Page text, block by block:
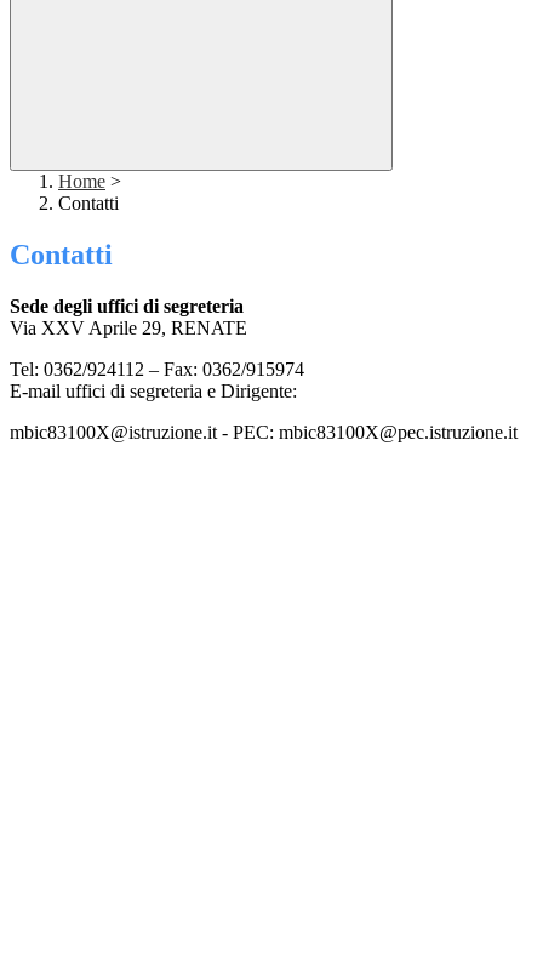
Home >
Contatti
Contatti
Sede degli uffici di segreteria
Via XXV Aprile 29, RENATE
Tel: 0362/924112 – Fax: 0362/915974
E-mail uffici di segreteria e Dirigente:
mbic83100X@istruzione.it - PEC: mbic83100X@pec.istruzione.it